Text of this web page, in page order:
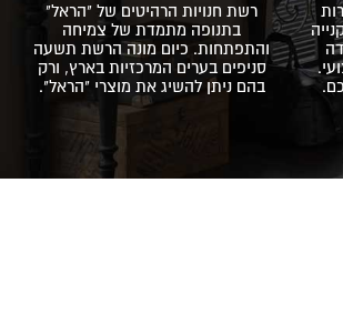
רשת חנויות הרהיטים של "הראל"
בתנופה מתמדת של צמיחה
והתפתחות. כיום מונה הרשת תשעה
סניפים בערים המרכזיות בארץ, ורק
בהם ניתן להשיג את מוצרי "הראל".